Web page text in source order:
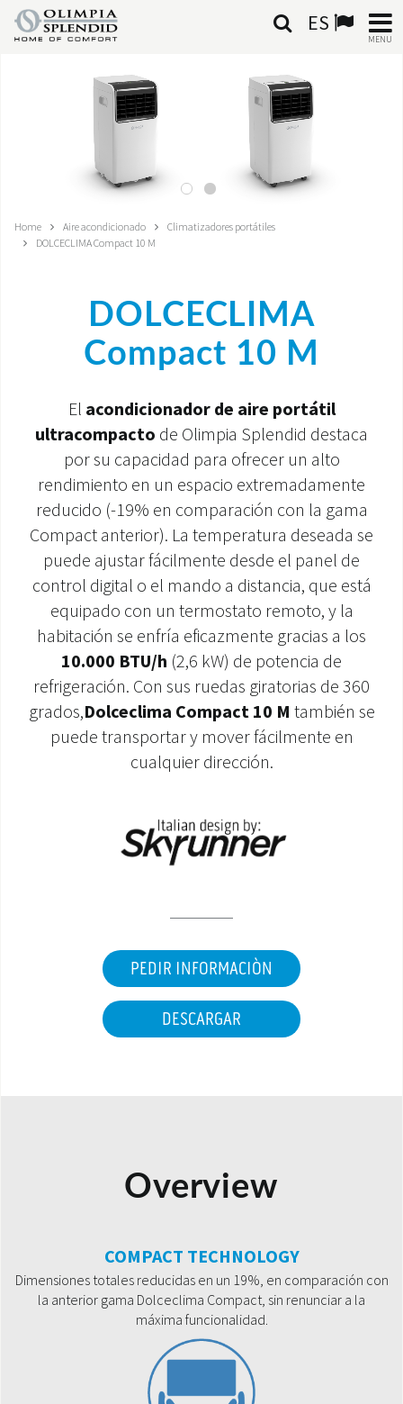
ES
MENU
AIRE ACONDICIONADO
TRATAMIENTO DEL AIRE
SISTEMAS INTEGRADOS
CONTACTA CON NOSOTROS
ÁREA DE DESCARGA
Home Aire acondicionado
Climatizadores portátiles
DOLCECLIMA Compact 10 M
DOLCECLIMA
Compact 10 M
El acondicionador de aire portátil
ultracompacto de Olimpia Splendid destaca
por su capacidad para ofrecer un alto
rendimiento en un espacio extremadamente
reducido (-19% en comparación con la gama
Compact anterior). La temperatura deseada se
puede ajustar fácilmente desde el panel de
control digital o el mando a distancia, que está
equipado con un termostato remoto, y la
habitación se enfría eficazmente gracias a los
10.000 BTU/h (2,6 kW) de potencia de
refrigeración. Con sus ruedas giratorias de 360
grados,Dolceclima Compact 10 M también se
puede transportar y mover fácilmente en
cualquier dirección.
PEDIR INFORMACIÒN
DESCARGAR
Overview
COMPACT TECHNOLOGY
Dimensiones totales reducidas en un 19%, en comparación con
la anterior gama Dolceclima Compact, sin renunciar a la
máxima funcionalidad.